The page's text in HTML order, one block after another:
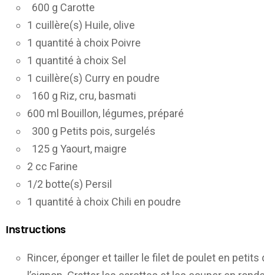
600 g Carotte
1 cuillère(s) Huile, olive
1 quantité à choix Poivre
1 quantité à choix Sel
1 cuillère(s) Curry en poudre
160 g Riz, cru, basmati
600 ml Bouillon, légumes, préparé
300 g Petits pois, surgelés
125 g Yaourt, maigre
2 cc Farine
1/2 botte(s) Persil
1 quantité à choix Chili en poudre
Instructions
Rincer, éponger et tailler le filet de poulet en